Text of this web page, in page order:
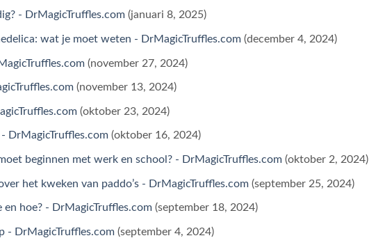
- DrMagicTruffles.com (januari 8, 2025)
wat je moet weten - DrMagicTruffles.com (december 4, 2024)
(november 27, 2024)
(november 13, 2024)
(oktober 23, 2024)
DrMagicTruffles.com (oktober 16, 2024)
beginnen met werk en school? - DrMagicTruffles.com (oktober 2, 2024)
het kweken van paddo’s - DrMagicTruffles.com (september 25, 2024)
hoe? - DrMagicTruffles.com (september 18, 2024)
- DrMagicTruffles.com (september 4, 2024)